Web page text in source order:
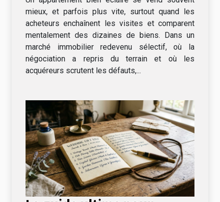
mieux, et parfois plus vite, surtout quand les
acheteurs enchaînent les visites et comparent
mentalement des dizaines de biens. Dans un
marché immobilier redevenu sélectif, où la
négociation a repris du terrain et où les
acquéreurs scrutent les défauts,...